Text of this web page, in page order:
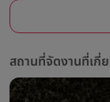
สถานที่จัดงานที่เกี่